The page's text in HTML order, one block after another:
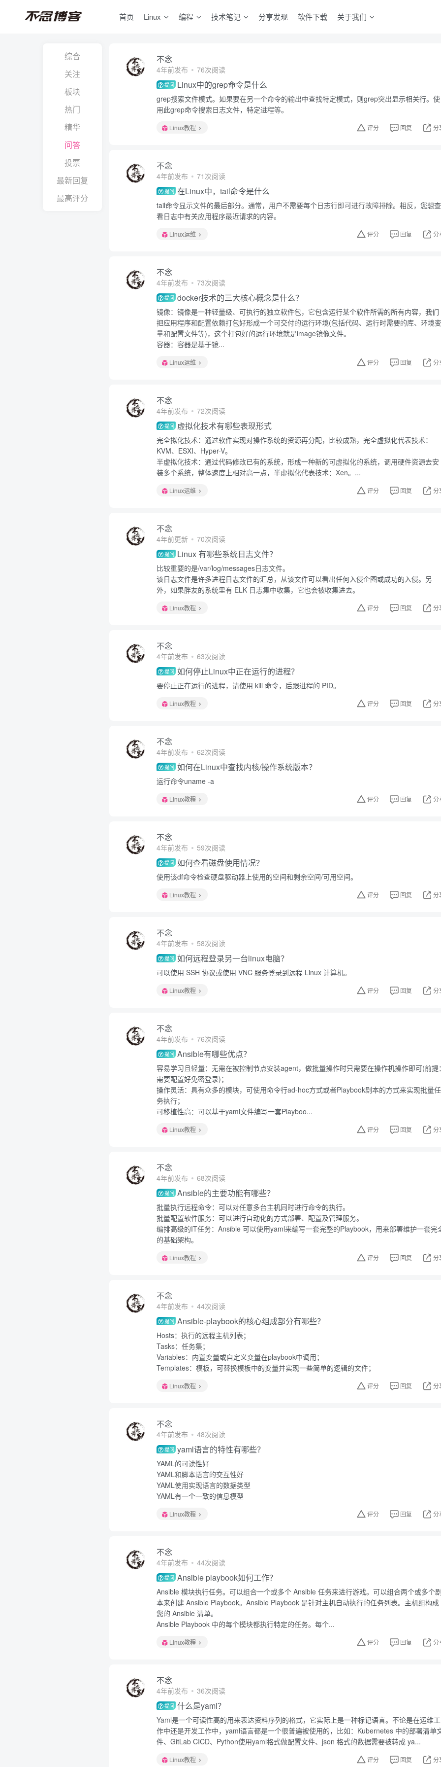
首页 Linux 编程 技术笔记 分享发现 软件下载 关于我们
综合
关注
板块
热门
精华
问答
投票
最新回复
最高评分
不念
4年前发布 76次阅读
提问 Linux中的grep命令是什么
grep搜索文件模式。如果要在另一个命令的输出中查找特定模式，则grep突出显示相关行。使
用此grep命令搜索日志文件，特定进程等。
Linux教程 评分 回复 分
不念
4年前发布 71次阅读
提问 在Linux中，tail命令是什么
tail命令显示文件的最后部分。通常，用户不需要每个日志行即可进行故障排除。相反，您想查
看日志中有关应用程序最近请求的内容。
Linux运维 评分 回复 分
不念
4年前发布 73次阅读
提问 docker技术的三大核心概念是什么？
镜像：镜像是一种轻量级、可执行的独立软件包，它包含运行某个软件所需的所有内容，我们
把应用程序和配置依赖打包好形成一个可交付的运行环境(包括代码、运行时需要的库、环境变
量和配置文件等)，这个打包好的运行环境就是image镜像文件。
容器：容器是基于镜...
Linux运维 评分 回复 分
不念
4年前发布 72次阅读
提问 虚拟化技术有哪些表现形式
完全拟化技术：通过软件实现对操作系统的资源再分配，比较成熟，完全虚拟化代表技术：
KVM、ESXI、Hyper-V。
半虚拟化技术：通过代码修改已有的系统，形成一种新的可虚拟化的系统，调用硬件资源去安
装多个系统，整体速度上相对高一点，半虚拟化代表技术：Xen。...
Linux运维 评分 回复 分
不念
4年前更新 70次阅读
提问 Linux 有哪些系统日志文件？
比较重要的是/var/log/messages日志文件。
该日志文件是许多进程日志文件的汇总，从该文件可以看出任何入侵企图或成功的入侵。另
外，如果胖友的系统里有 ELK 日志集中收集，它也会被收集进去。
Linux教程 评分 回复 分
不念
4年前发布 63次阅读
提问 如何停止Linux中正在运行的进程？
要停止正在运行的进程，请使用 kill 命令，后跟进程的 PID。
Linux教程 评分 回复 分
不念
4年前发布 62次阅读
提问 如何在Linux中查找内核/操作系统版本？
运行命令uname -a
Linux教程 评分 回复 分
不念
4年前发布 59次阅读
提问 如何查看磁盘使用情况？
使用该df命令检查硬盘驱动器上使用的空间和剩余空间/可用空间。
Linux教程 评分 回复 分
不念
4年前发布 58次阅读
提问 如何远程登录另一台linux电脑？
可以使用 SSH 协议或使用 VNC 服务登录到远程 Linux 计算机。
Linux教程 评分 回复 分
不念
4年前发布 76次阅读
提问 Ansible有哪些优点？
容易学习且轻量：无需在被控制节点安装agent，做批量操作时只需要在操作机操作即可(前提
需要配置好免密登录)；
操作灵活：具有众多的模块，可使用命令行ad-hoc方式或者Playbook剧本的方式来实现批量任
务执行；
可移植性高：可以基于yaml文件编写一套Playboo...
Linux教程 评分 回复 分
不念
4年前发布 68次阅读
提问 Ansible的主要功能有哪些？
批量执行远程命令：可以对任意多台主机同时进行命令的执行。
批量配置软件服务：可以进行自动化的方式部署、配置及管理服务。
编排高级的IT任务：Ansible 可以使用yaml来编写一套完整的Playbook，用来部署维护一套完
的基础架构。
Linux教程 评分 回复 分
不念
4年前发布 44次阅读
提问 Ansible-playbook的核心组成部分有哪些？
Hosts：执行的远程主机列表；
Tasks：任务集；
Variables：内置变量或自定义变量在playbook中调用；
Templates：模板，可替换模板中的变量并实现一些简单的逻辑的文件；
Linux教程 评分 回复 分
不念
4年前发布 48次阅读
提问 yaml语言的特性有哪些？
YAML的可读性好
YAML和脚本语言的交互性好
YAML使用实现语言的数据类型
YAML有一个一致的信息模型
Linux教程 评分 回复 分
不念
4年前发布 44次阅读
提问 Ansible playbook如何工作？
Ansible 模块执行任务。可以组合一个或多个 Ansible 任务来进行游戏。可以组合两个或多个
本来创建 Ansible Playbook。Ansible Playbook 是针对主机自动执行的任务列表。主机组构成
您的 Ansible 清单。
Ansible Playbook 中的每个模块都执行特定的任务。每个...
Linux教程 评分 回复 分
不念
4年前发布 36次阅读
提问 什么是yaml？
Yaml是一个可读性高的用来表达资料序列的格式，它实际上是一种标记语言。不论是在运维工
作中还是开发工作中，yaml语言都是一个很普遍被使用的，比如：Kubernetes 中的部署清单
件、GitLab CICD、Python使用yaml格式做配置文件、json 格式的数据需要被转成 ya...
Linux教程 评分 回复 分